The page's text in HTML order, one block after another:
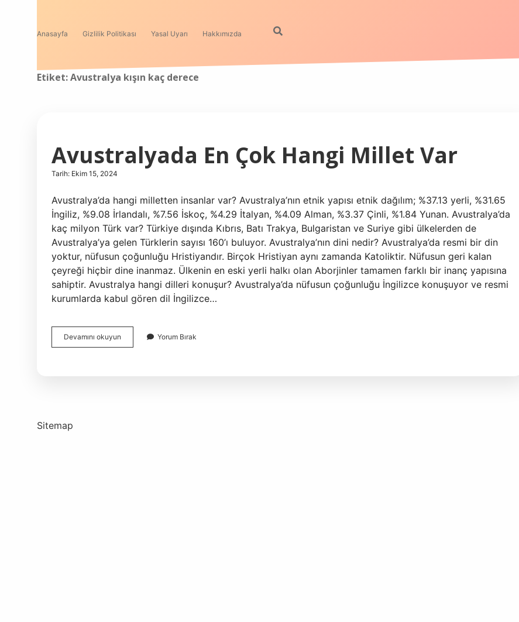
Anasayfa Gizlilik Politikası Yasal Uyarı Hakkımızda
Etiket:Avustralya kışın kaç derece
Avustralyada En Çok Hangi Millet Var
Tarih: Ekim 15, 2024
Avustralya’da hangi milletten insanlar var? Avustralya’nın etnik yapısı etnik dağılım; %37.13 yerli, %31.65
İngiliz, %9.08 İrlandalı, %7.56 İskoç, %4.29 İtalyan, %4.09 Alman, %3.37 Çinli, %1.84 Yunan. Avustralya’da
kaç milyon Türk var? Türkiye dışında Kıbrıs, Batı Trakya, Bulgaristan ve Suriye gibi ülkelerden de
Avustralya’ya gelen Türklerin sayısı 160’ı buluyor. Avustralya’nın dini nedir? Avustralya’da resmi bir din
yoktur, nüfusun çoğunluğu Hristiyandır. Birçok Hristiyan aynı zamanda Katoliktir. Nüfusun geri kalan
çeyreği hiçbir dine inanmaz. Ülkenin en eski yerli halkı olan Aborjinler tamamen farklı bir inanç yapısına
sahiptir. Avustralya hangi dilleri konuşur? Avustralya’da nüfusun çoğunluğu İngilizce konuşuyor ve resmi
kurumlarda kabul gören dil İngilizce…
Devamını okuyun Avustralyada
En
Yorum Bırak
Sitemap